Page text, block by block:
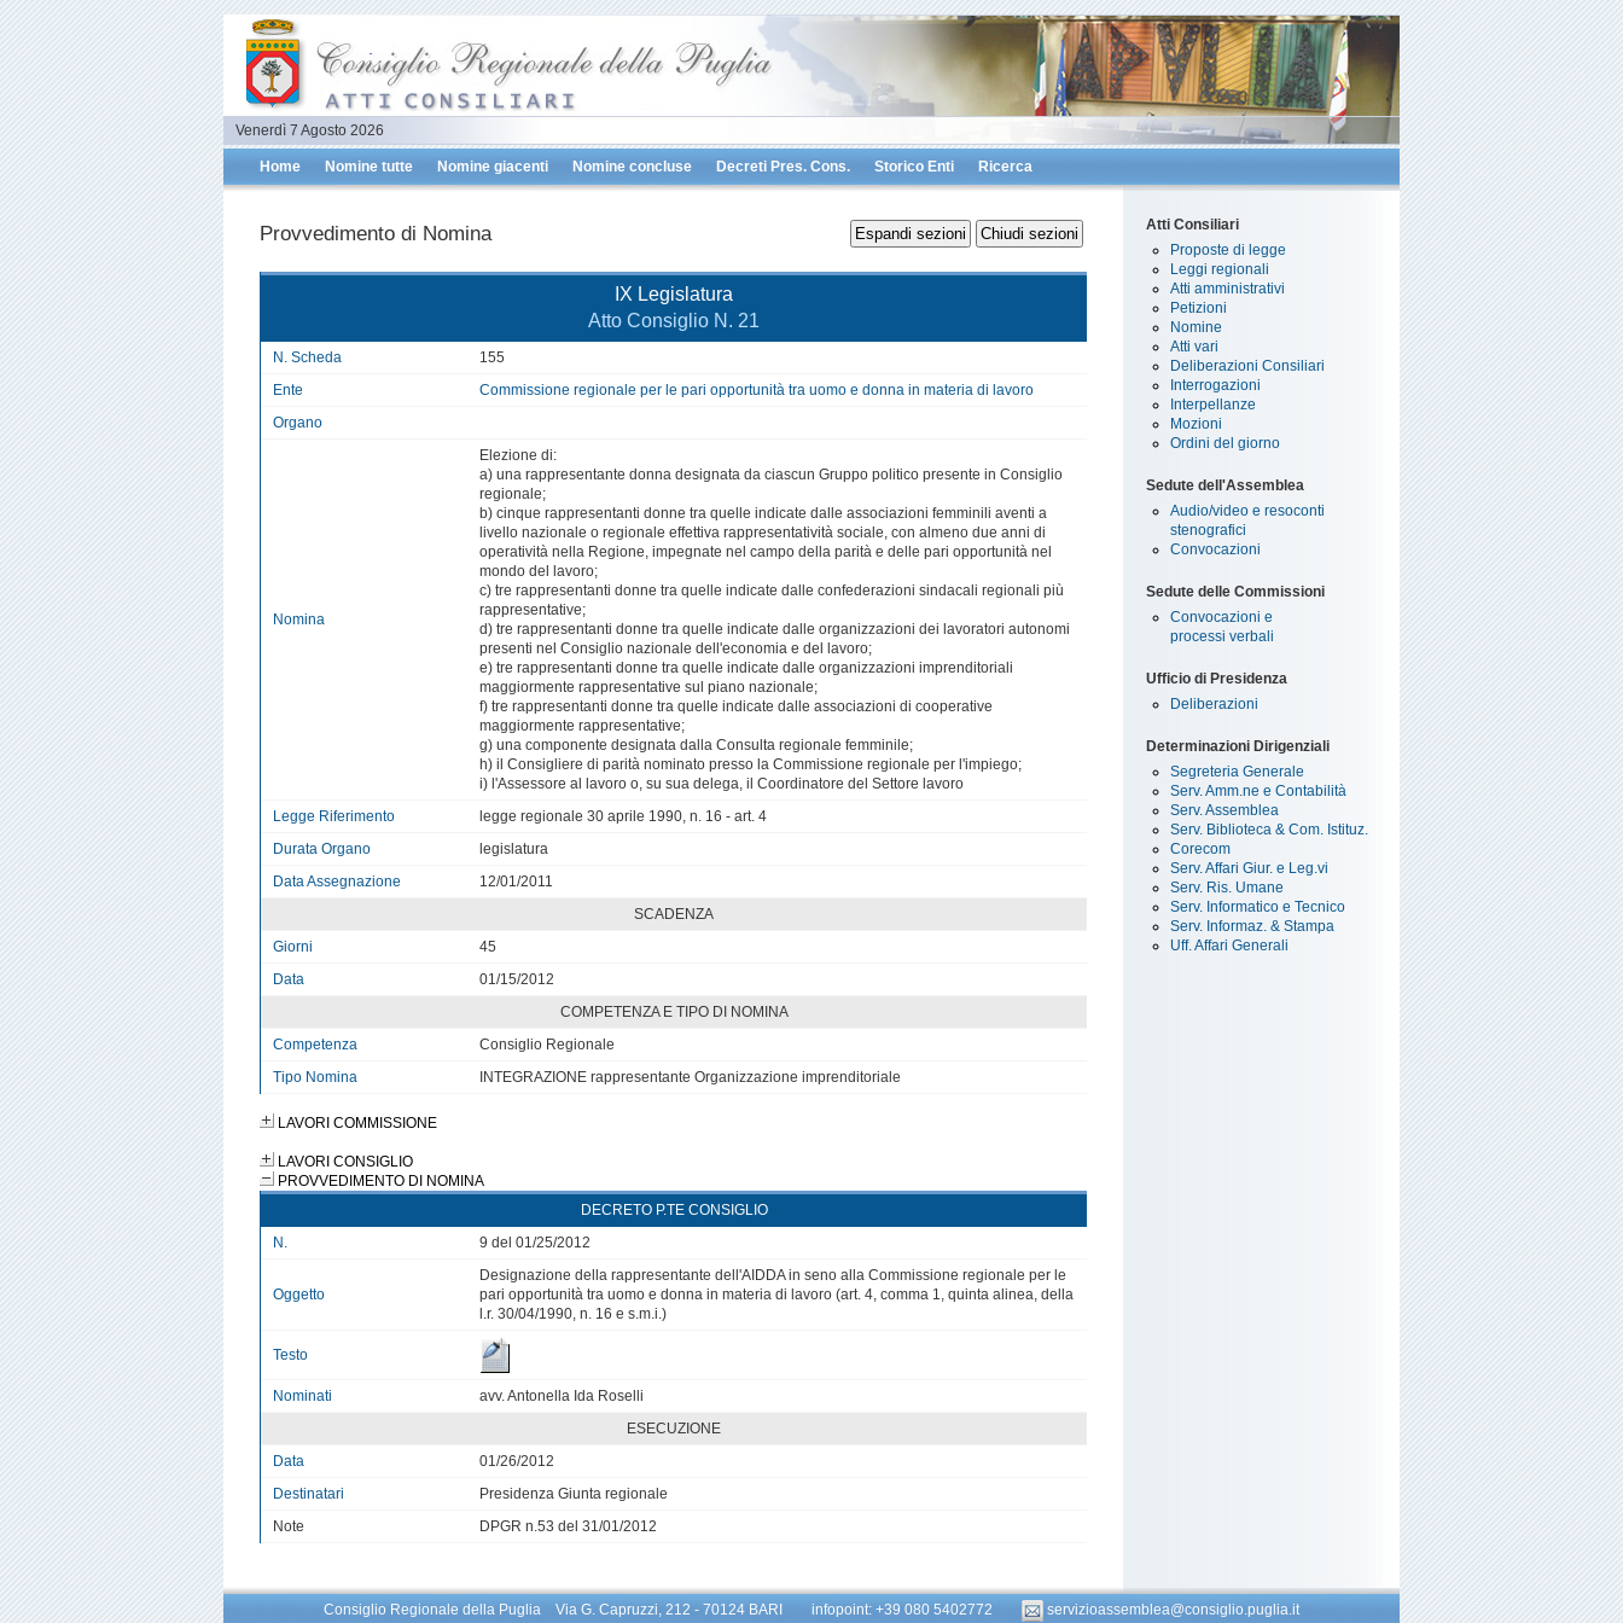
Venerdì 7 Agosto 2026
Home Nomine tutte Nomine giacenti Nomine concluse Decreti Pres. Cons. Storico Enti Ricerca
Provvedimento di Nomina
IX Legislatura
Atto Consiglio N. 21
N. Scheda
155
Ente
Commissione regionale per le pari opportunità tra uomo e donna in materia di lavoro
Organo
Nomina
Elezione di:
a) una rappresentante donna designata da ciascun Gruppo politico presente in Consiglio
regionale;
b) cinque rappresentanti donne tra quelle indicate dalle associazioni femminili aventi a
livello nazionale o regionale effettiva rappresentatività sociale, con almeno due anni di
operatività nella Regione, impegnate nel campo della parità e delle pari opportunità nel
mondo del lavoro;
c) tre rappresentanti donne tra quelle indicate dalle confederazioni sindacali regionali più
rappresentative;
d) tre rappresentanti donne tra quelle indicate dalle organizzazioni dei lavoratori autonomi
presenti nel Consiglio nazionale dell'economia e del lavoro;
e) tre rappresentanti donne tra quelle indicate dalle organizzazioni imprenditoriali
maggiormente rappresentative sul piano nazionale;
f) tre rappresentanti donne tra quelle indicate dalle associazioni di cooperative
maggiormente rappresentative;
g) una componente designata dalla Consulta regionale femminile;
h) il Consigliere di parità nominato presso la Commissione regionale per l'impiego;
i) l'Assessore al lavoro o, su sua delega, il Coordinatore del Settore lavoro
Legge Riferimento
legge regionale 30 aprile 1990, n. 16 - art. 4
Durata Organo
legislatura
Data Assegnazione
12/01/2011
SCADENZA
Giorni
45
Data
01/15/2012
COMPETENZA E TIPO DI NOMINA
Competenza
Consiglio Regionale
Tipo Nomina
INTEGRAZIONE rappresentante Organizzazione imprenditoriale
LAVORI COMMISSIONE
LAVORI CONSIGLIO
PROVVEDIMENTO DI NOMINA
DECRETO P.TE CONSIGLIO
N.
9 del 01/25/2012
Oggetto
Designazione della rappresentante dell'AIDDA in seno alla Commissione regionale per le
pari opportunità tra uomo e donna in materia di lavoro (art. 4, comma 1, quinta alinea, della
l.r. 30/04/1990, n. 16 e s.m.i.)
Testo
Nominati
avv. Antonella Ida Roselli
ESECUZIONE
Data
01/26/2012
Destinatari
Presidenza Giunta regionale
Note
DPGR n.53 del 31/01/2012
Atti Consiliari
Proposte di legge
Leggi regionali
Atti amministrativi
Petizioni
Nomine
Atti vari
Deliberazioni Consiliari
Interrogazioni
Interpellanze
Mozioni
Ordini del giorno
Sedute dell'Assemblea
Audio/video e resoconti
stenografici
Convocazioni
Sedute delle Commissioni
Convocazioni e
processi verbali
Ufficio di Presidenza
Deliberazioni
Determinazioni Dirigenziali
Segreteria Generale
Serv. Amm.ne e Contabilità
Serv. Assemblea
Serv. Biblioteca & Com. Istituz.
Corecom
Serv. Affari Giur. e Leg.vi
Serv. Ris. Umane
Serv. Informatico e Tecnico
Serv. Informaz. & Stampa
Uff. Affari Generali
Consiglio Regionale della Puglia Via G. Capruzzi, 212 - 70124 BARI infopoint: +39 080 5402772 servizioassemblea@consiglio.puglia.it